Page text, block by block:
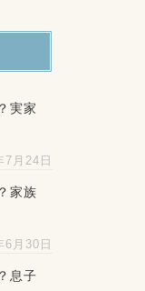
実家
7月24日
家族
6月30日
息子